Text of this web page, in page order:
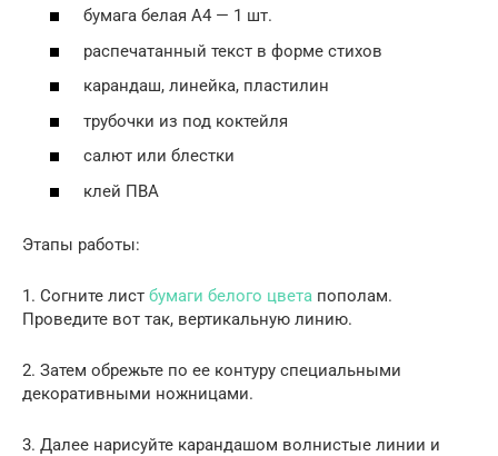
бумага белая А4 — 1 шт.
распечатанный текст в форме стихов
карандаш, линейка, пластилин
трубочки из под коктейля
салют или блестки
клей ПВА
Этапы работы:
1. Согните лист бумаги белого цвета пополам.
Проведите вот так, вертикальную линию.
2. Затем обрежьте по ее контуру специальными
декоративными ножницами.
3. Далее нарисуйте карандашом волнистые линии и